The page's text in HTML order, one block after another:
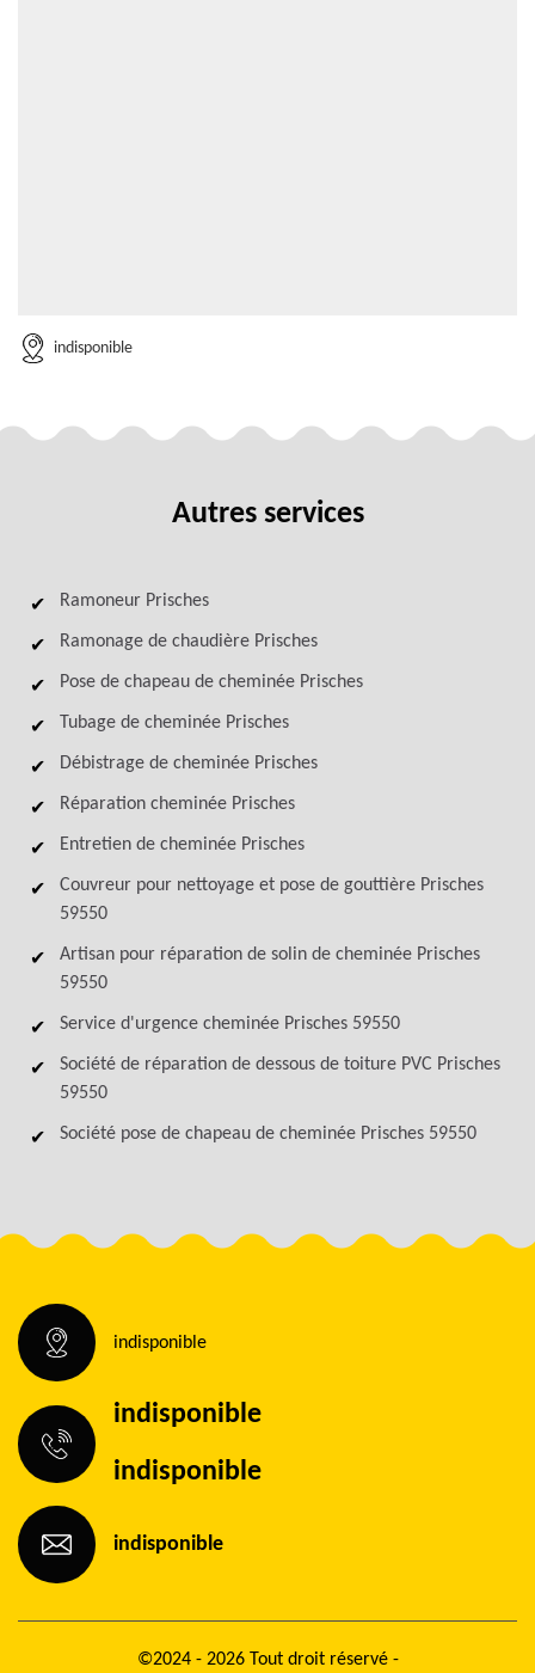
indisponible
Autres services
Ramoneur Prisches
Ramonage de chaudière Prisches
Pose de chapeau de cheminée Prisches
Tubage de cheminée Prisches
Débistrage de cheminée Prisches
Réparation cheminée Prisches
Entretien de cheminée Prisches
Couvreur pour nettoyage et pose de gouttière Prisches
59550
Artisan pour réparation de solin de cheminée Prisches
59550
Service d'urgence cheminée Prisches 59550
Société de réparation de dessous de toiture PVC Prisches
59550
Société pose de chapeau de cheminée Prisches 59550
indisponible
indisponible
indisponible
indisponible
©2024 - 2026 Tout droit réservé -